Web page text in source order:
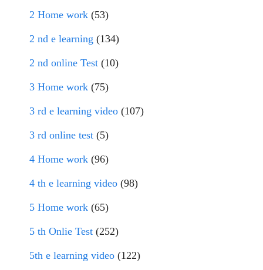
2 Home work (53)
2 nd e learning (134)
2 nd online Test (10)
3 Home work (75)
3 rd e learning video (107)
3 rd online test (5)
4 Home work (96)
4 th e learning video (98)
5 Home work (65)
5 th Onlie Test (252)
5th e learning video (122)